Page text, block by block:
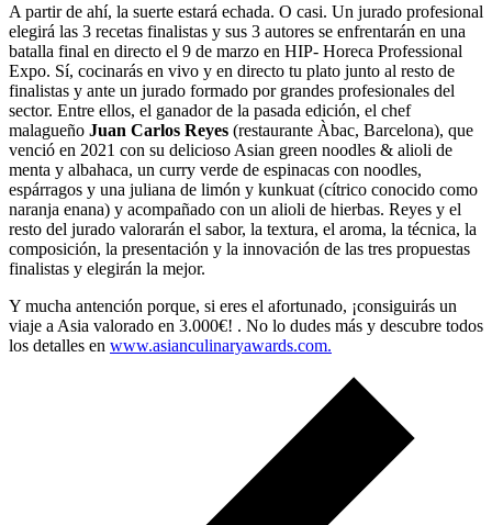
A partir de ahí, la suerte estará echada. O casi. Un jurado profesional
elegirá las 3 recetas finalistas y sus 3 autores se enfrentarán en una
batalla final en directo el 9 de marzo en HIP- Horeca Professional
Expo. Sí, cocinarás en vivo y en directo tu plato junto al resto de
finalistas y ante un jurado formado por grandes profesionales del
sector. Entre ellos, el ganador de la pasada edición, el chef
malagueño Juan Carlos Reyes (restaurante Àbac, Barcelona), que
venció en 2021 con su delicioso Asian green noodles & alioli de
menta y albahaca, un curry verde de espinacas con noodles,
espárragos y una juliana de limón y kunkuat (cítrico conocido como
naranja enana) y acompañado con un alioli de hierbas. Reyes y el
resto del jurado valorarán el sabor, la textura, el aroma, la técnica, la
composición, la presentación y la innovación de las tres propuestas
finalistas y elegirán la mejor.
Y mucha antención porque, si eres el afortunado, ¡consiguirás un
viaje a Asia valorado en 3.000€! . No lo dudes más y descubre todos
los detalles en www.asianculinaryawards.com.